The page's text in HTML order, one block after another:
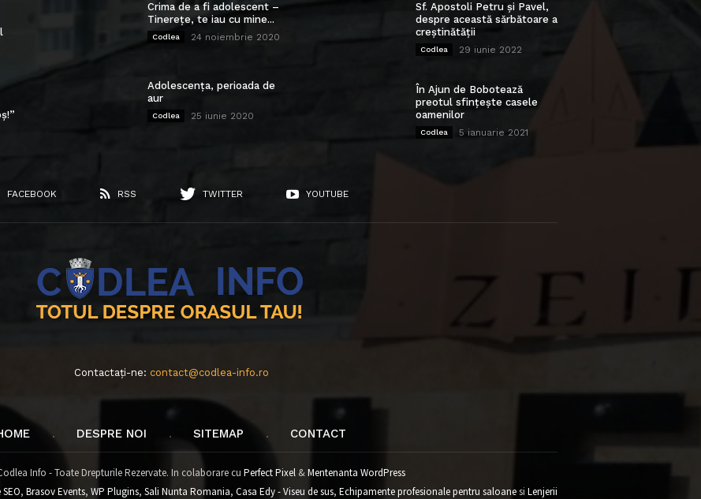
Crima de a fi adolescent –
Tinerețe, te iau cu mine...
Codlea 24 noiembrie 2020
Adolescența, perioada de
aur
Codlea 25 iunie 2020
Sf. Apostoli Petru și Pavel,
despre această sărbătoare a
creștinătății
Codlea 29 iunie 2022
În Ajun de Bobotează
preotul sfințește casele
oamenilor
Codlea 5 ianuarie 2021
FACEBOOK RSS TWITTER YOUTUBE
Contactați-ne: contact@codlea-info.ro
DESPRE NOI SITEMAP CONTACT
Info - Toate Drepturile Rezervate. In colaborare cu Perfect Pixel&Mentenanta WordPress
, Brasov Events, WP Plugins, Sali Nunta Romania, Casa Edy - Viseu de sus, Echipamente profesionale pentru saloanesi Lenjerii